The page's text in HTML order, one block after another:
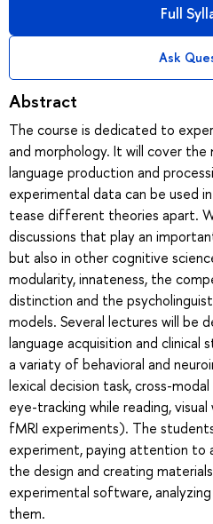
Full
Ask
Abstract
The course is dedicated to
and morphology. It will cover
language production and
experimental data can be used
tease different theories apart.
discussions that play an
but also in other cognitive
modularity, innateness, the
distinction and the
models. Several lectures will be
language acquisition and clinical
a variaty of behavioral and
lexical decision task, cross-
eye-tracking while reading, visual
fMRI experiments). The
experiment, paying attention to
the design and creating
experimental software,
them.